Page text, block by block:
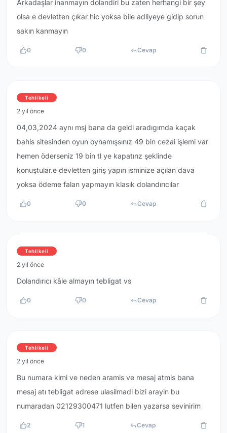
Arkadaşlar inanmayın dolandiri bu zaten herhangi bir şey
olsa e devletten çıkar hic yoksa bile adliyeye gidip sorun
sakın kanmayın
0 0 Cevap
Tehlikeli
2 yıl önce
04,03,2024 aynı msj bana da geldi aradıgımda kaçak
bahis sitesinden oyun oynamışsınız 49 bin cezai işlemi var
hemen öderseniz 19 bin tl ye kapatırız şeklinde
konuştular.e devletten giriş yapın isminize açılan dava
yoksa ödeme falan yapmayın klasık dolandırıcılar
0 0 Cevap
Tehlikeli
2 yıl önce
Dolandırıcı kâle almayın tebligat vs
0 0 Cevap
Tehlikeli
2 yıl önce
Bu numara kimi ve neden aramis ve mesaj atmis bana
mesaj atı tebligat adrese ulasilmadi bizi arayin bu
numaradan 02129300471 lutfen bilen yazarsa sevinirim
2 1 Cevap